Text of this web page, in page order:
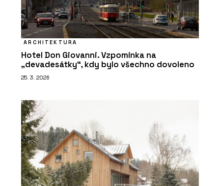
ARCHITEKTURA
Hotel Don Giovanni. Vzpomínka na
„devadesátky“, kdy bylo všechno dovoleno
25. 3. 2026